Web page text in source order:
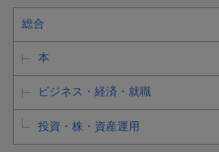
総合
本
ビジネス・経済・就職
投資・株・資産運用